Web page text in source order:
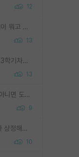
12
능력없는박사 란 말이지 뭐. 능력이 뭐고 능력이 있다는게 뭔지는 사람마다 기준이 다르니까 얘기해봐야 서로 자기 기준만 얘기해서 논쟁이 끝이 안나고. 주위에서 능력있고 야심있는 신입생이 교수가 유의미한 피드백을 아예 안주면서 제대로된 과제에 참여해볼 기회도 제공하지 않고 잡일 뺑뺑이만 돌려서 맨날 단순작업만 하면서 밤새다가 눈빛이 점점 죽어가는걸 본 사람은 물박사는 교수탓이라고 하고, 교수는 이것저것 알려도 주고 기회도 주고 사수 동기 붙여주면서 어떻게든 끌고가려고 하는데 본인이 매일 뺀질거리면서 출근 하는둥마는둥 하다가 기껏 와서도 폰이나 쳐다보다가 실험 망치고 저녁약속있어서 먼저 가볼게요~ 하는걸 본 사람은 물박사는 본인탓이라고 함.
13
가지마라. 신생랩이고 내가 석사 3학기차인데 최고참인데 나도 아무것도 모르는데 교수가 후배들 왜 논문 교육 안시키냐. 논문 왜 안 써오냐 닦달한다
13
신생랩+젊은 교수 이게 ㄹㅇ 모 아니면 도인듯.
9
ML 대부분이 골드 스탠다드 하나 상정해놓고 (벤치마크 데이터셋이 여러 개면 여러 개 상정) 그거 얼마나 잘 맞추나 싸움임 가끔 번뜩이는 설계 철학을 보여주는 논문들도 있지만 대부분 그거 성적 얼마나 더 올리느라에 혈안이 되어 있는 측면이 잇음
10